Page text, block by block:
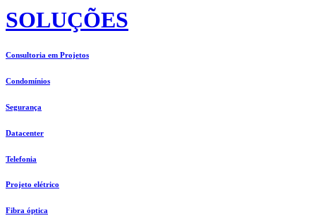
SOLUÇÕES
Consultoria em Projetos
Condomínios
Segurança
Datacenter
Telefonia
Projeto elétrico
Fibra óptica